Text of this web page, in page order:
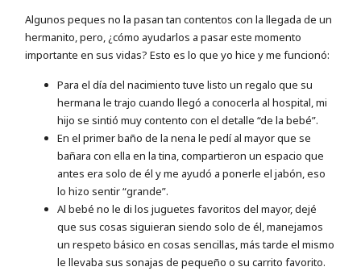
Algunos peques no la pasan tan contentos con la llegada de un
hermanito, pero, ¿cómo ayudarlos a pasar este momento
importante en sus vidas? Esto es lo que yo hice y me funcionó:
Para el día del nacimiento tuve listo un regalo que su
hermana le trajo cuando llegó a conocerla al hospital, mi
hijo se sintió muy contento con el detalle “de la bebé”.
En el primer baño de la nena le pedí al mayor que se
bañara con ella en la tina, compartieron un espacio que
antes era solo de él y me ayudó a ponerle el jabón, eso
lo hizo sentir “grande”.
Al bebé no le di los juguetes favoritos del mayor, dejé
que sus cosas siguieran siendo solo de él, manejamos
un respeto básico en cosas sencillas, más tarde el mismo
le llevaba sus sonajas de pequeño o su carrito favorito.